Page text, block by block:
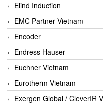
Elind Induction
EMC Partner Vietnam
Encoder
Endress Hauser
Euchner Vietnam
Eurotherm Vietnam
Exergen Global / CleverIR